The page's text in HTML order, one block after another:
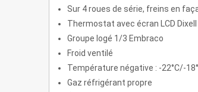
Sur 4 roues de série, freins en
Thermostat avec écran LCD Dixell
Groupe logé 1/3 Embraco
Froid ventilé
Température négative : -22°C/-
Gaz réfrigérant propre